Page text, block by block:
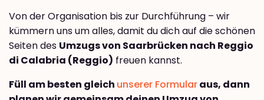
Von der Organisation bis zur Durchführung – wir
kümmern uns um alles, damit du dich auf die schönen
Seiten des Umzugs von Saarbrücken nach Reggio
di Calabria (Reggio) freuen kannst.
Füll am besten gleich unserer Formularaus, dann